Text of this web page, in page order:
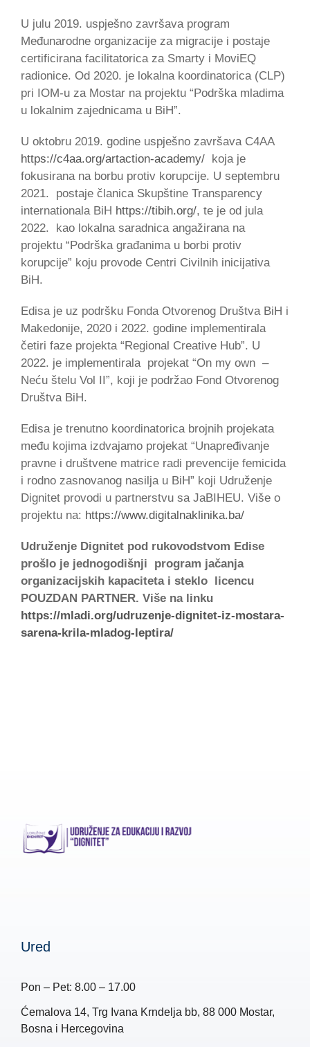
U julu 2019. uspješno završava program
Međunarodne organizacije za migracije i postaje
certificirana facilitatorica za Smarty i MoviEQ
radionice. Od 2020. je lokalna koordinatorica (CLP)
pri IOM-u za Mostar na projektu “Podrška mladima
u lokalnim zajednicama u BiH”.
U oktobru 2019. godine uspješno završava C4AA
https://c4aa.org/artaction-academy/ koja je
fokusirana na borbu protiv korupcije. U septembru
2021. postaje članica Skupštine Transparency
internationala BiH https://tibih.org/, te je od jula
2022. kao lokalna saradnica angažirana na
projektu “Podrška građanima u borbi protiv
korupcije” koju provode Centri Civilnih inicijativa
BiH.
Edisa je uz podršku Fonda Otvorenog Društva BiH i
Makedonije, 2020 i 2022. godine implementirala
četiri faze projekta “Regional Creative Hub”. U
2022. je implementirala projekat “On my own –
Neću štelu Vol II”, koji je podržao Fond Otvorenog
Društva BiH.
Edisa je trenutno koordinatorica brojnih projekata
među kojima izdvajamo projekat “Unapređivanje
pravne i društvene matrice radi prevencije femicida
i rodno zasnovanog nasilja u BiH” koji Udruženje
Dignitet provodi u partnerstvu sa JaBIHEU. Više o
projektu na: https://www.digitalnaklinika.ba/
Udruženje Dignitet pod rukovodstvom Edise
prošlo je jednogodišnji program jačanja
organizacijskih kapaciteta i steklo licencu
POUZDAN PARTNER. Više na linku
https://mladi.org/udruzenje-dignitet-iz-mostara-
sarena-krila-mladog-leptira/
Ured
Pon – Pet: 8.00 – 17.00
Ćemalova 14, Trg Ivana Krndelja bb, 88 000 Mostar,
Bosna i Hercegovina